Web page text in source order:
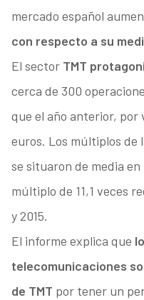
mercado español
con respecto a su
El sector TMT
cerca de 300
que el año anterior, por
euros. Los múltiplos de
se situaron de media
múltiplo de 11,1 veces
y 2015.
El informe explica que
telecomunicaciones
de TMT por tener un